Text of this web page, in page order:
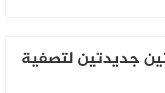
جديدتين لتصفية